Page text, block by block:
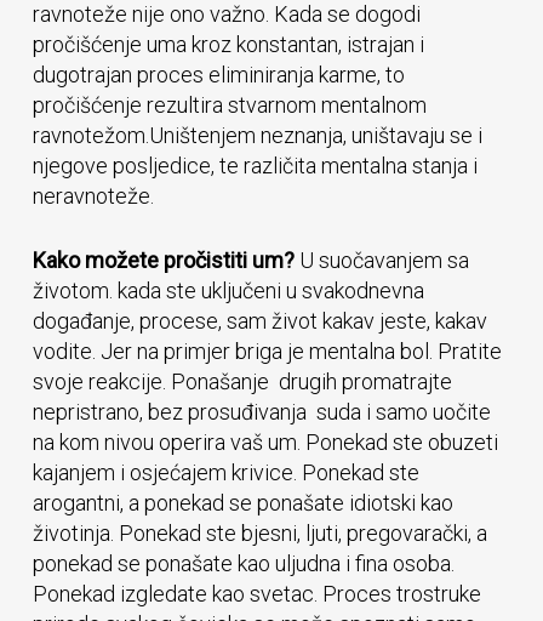
ravnoteže nije ono važno. Kada se dogodi
pročišćenje uma kroz konstantan, istrajan i
dugotrajan proces eliminiranja karme, to
pročišćenje rezultira stvarnom mentalnom
ravnotežom.Uništenjem neznanja, uništavaju se i
njegove posljedice, te različita mentalna stanja i
neravnoteže.
Kako možete pročistiti um?U suočavanjem sa
životom. kada ste uključeni u svakodnevna
događanje, procese, sam život kakav jeste, kakav
vodite. Jer na primjer briga je mentalna bol. Pratite
svoje reakcije. Ponašanje drugih promatrajte
nepristrano, bez prosuđivanja suda i samo uočite
na kom nivou operira vaš um. Ponekad ste obuzeti
kajanjem i osjećajem krivice. Ponekad ste
arogantni, a ponekad se ponašate idiotski kao
životinja. Ponekad ste bjesni, ljuti, pregovarački, a
ponekad se ponašate kao uljudna i fina osoba.
Ponekad izgledate kao svetac. Proces trostruke